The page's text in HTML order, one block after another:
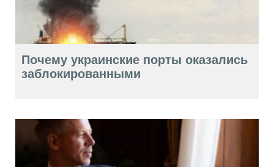
Почему украинские порты оказались
заблокированными